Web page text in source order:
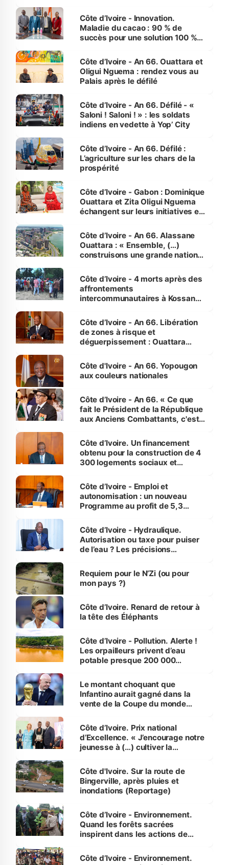
Côte d’Ivoire - Innovation.
Maladie du cacao : 90 % de
succès pour une solution 100 %
Côte d’Ivoire - An 66. Ouattara et
Oligui Nguema : rendez vous au
Palais après le défilé
Côte d’Ivoire - An 66. Défilé - «
Saloni ! Saloni ! » : les soldats
indiens en vedette à Yop’ City
Côte d’Ivoire - An 66. Défilé :
L’agriculture sur les chars de la
prospérité
Côte d’Ivoire - Gabon : Dominique
Ouattara et Zita Oligui Nguema
échangent sur leurs initiatives en
enfants
Côte d’Ivoire - An 66. Alassane
Ouattara : « Ensemble, (…)
construisons une grande nation
générations futures »
Côte d’Ivoire - 4 morts après des
affrontements
intercommunautaires à Kossandji
milieu des sinistrés
Côte d’Ivoire - An 66. Libération
de zones à risque et
déguerpissement : Ouattara
l'Etat de droit pour préserver les
vies humaines »
Côte d'Ivoire - An 66. Yopougon
aux couleurs nationales
Côte d’Ivoire - An 66. « Ce que
fait le Président de la République
aux Anciens Combattants, c'est
Côte d’Ivoire. Un financement
obtenu pour la construction de 4
300 logements sociaux et
et Yamoussoukro
Côte d’Ivoire - Emploi et
autonomisation : un nouveau
Programme au profit de 5,3
Côte d’Ivoire - Hydraulique.
Autorisation ou taxe pour puiser
de l’eau ? Les précisions
Requiem pour le N’Zi (ou pour
mon pays ?)
Côte d’Ivoire. Renard de retour à
la tête des Éléphants
Côte d’Ivoire - Pollution. Alerte !
Les orpailleurs privent d’eau
potable presque 200 000
Le montant choquant que
Infantino aurait gagné dans la
vente de la Coupe du monde
Côte d’Ivoire. Prix national
d’Excellence. « J’encourage notre
jeunesse à (…) cultiver la
(Alassane Ouattara
Côte d'Ivoire. Sur la route de
Bingerville, après pluies et
inondations (Reportage)
Côte d’Ivoire - Environnement.
Quand les forêts sacrées
inspirent dans les actions de
Côte d’Ivoire - Environnement.